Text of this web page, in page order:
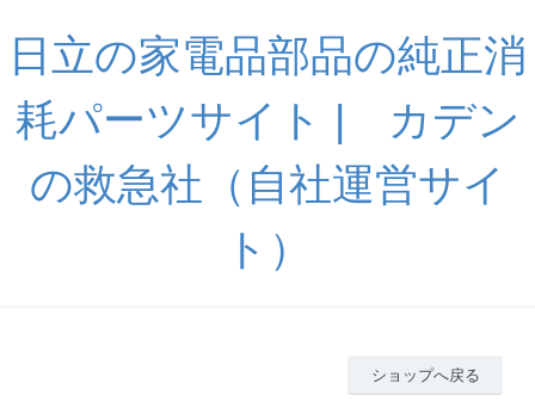
日立の家電品部品の純正消
耗パーツサイト | カデン
の救急社（自社運営サイ
ト）
ショップへ戻る